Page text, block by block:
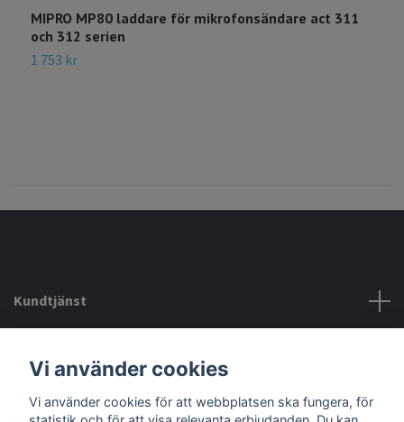
MIPRO MP80 laddare för mikrofonsändare act 311
och 312 serien
1 753 kr
Kundtjänst
Sociala medier
Vi använder cookies
Vi använder cookies för att webbplatsen ska fungera, för